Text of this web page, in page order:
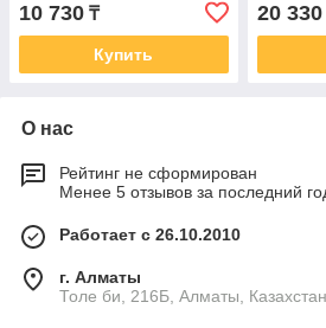
10 730 ₸
Купить
20 330
О нас
Рейтинг не сформирован
Менее 5 отзывов за последний
Работает с 26.10.2010
г. Алматы
Толе би, 216Б, Алматы, Казахстан